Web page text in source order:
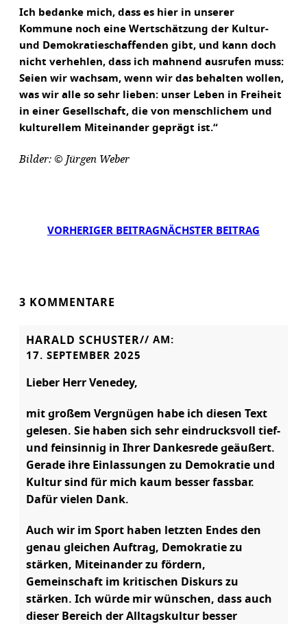
Ich bedanke mich, dass es hier in unserer
Kommune noch eine Wertschätzung der Kultur-
und Demokratieschaffenden gibt, und kann doch
nicht verhehlen, dass ich mahnend ausrufen muss:
Seien wir wachsam, wenn wir das behalten wollen,
was wir alle so sehr lieben: unser Leben in Freiheit
in einer Gesellschaft, die von menschlichem und
kulturellem Miteinander geprägt ist.“
Bilder: © Jürgen Weber
VORHERIGER BEITRAG NÄCHSTER BEITRAG
3 KOMMENTARE
HARALD SCHUSTER// AM:
17. SEPTEMBER 2025
Lieber Herr Venedey,
mit großem Vergnügen habe ich diesen Text
gelesen. Sie haben sich sehr eindrucksvoll tief-
und feinsinnig in Ihrer Dankesrede geäußert.
Gerade ihre Einlassungen zu Demokratie und
Kultur sind für mich kaum besser fassbar.
Dafür vielen Dank.
Auch wir im Sport haben letzten Endes den
genau gleichen Auftrag, Demokratie zu
stärken, Miteinander zu fördern,
Gemeinschaft im kritischen Diskurs zu
stärken. Ich würde mir wünschen, dass auch
dieser Bereich der Alltagskultur besser